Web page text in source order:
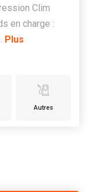
Clim
en charge :
Plus
Autres